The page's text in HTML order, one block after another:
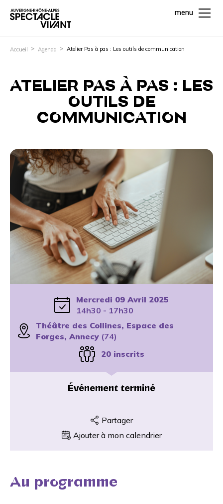
menu
Accueil Agenda Atelier Pas à pas : Les outils de communication
ATELIER PAS À PAS : LES
OUTILS DE
COMMUNICATION
Mercredi 09 Avril 2025
14h30 - 17h30
Théâtre des Collines, Espace des
Forges, Annecy (74)
20 inscrits
Événement terminé
Partager
Ajouter à mon calendrier
Au programme